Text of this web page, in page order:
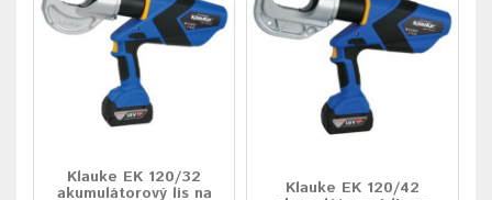
Klauke EK 120/32
akumulátorový lis na Klauke EK 120/42